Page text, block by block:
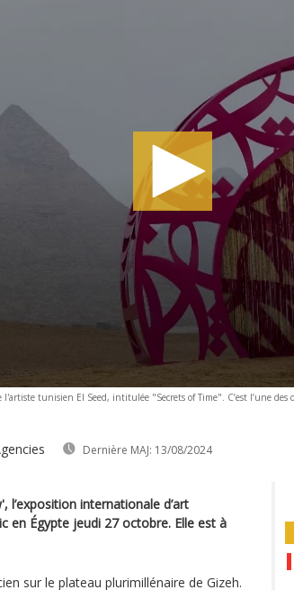
tunisien El Seed, intitulée "Secrets of Time". C’est l’une
Dernière MAJ: 13/08/2024
l’exposition internationale d’art
en Égypte jeudi 27 octobre. Elle est à
sur le plateau plurimillénaire de Gizeh.